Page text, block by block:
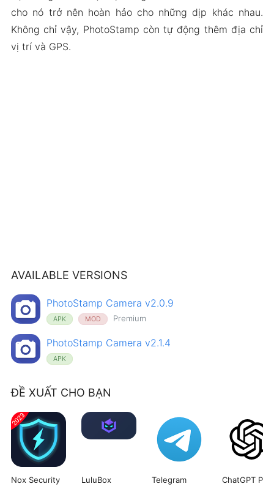
cho nó trở nên hoàn hảo cho những dịp khác nhau.
Không chỉ vậy, PhotoStamp còn tự động thêm địa chỉ
vị trí và GPS.
AVAILABLE VERSIONS
PhotoStamp Camera v2.0.9
APK MOD Premium
PhotoStamp Camera v2.1.4
APK
ĐỀ XUẤT CHO BẠN
Nox Security LuluBox Telegram ChatGPT Plus